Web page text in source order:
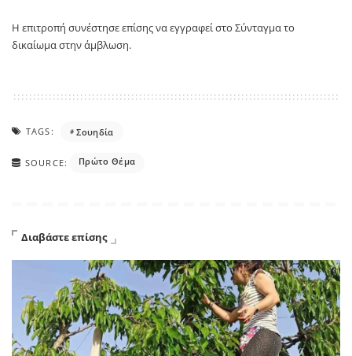
Η επιτροπή συνέστησε επίσης να εγγραφεί στο Σύνταγμα το
δικαίωμα στην άμβλωση.
TAGS: Σουηδία
SOURCE: Πρώτο Θέμα
Διαβάστε επίσης